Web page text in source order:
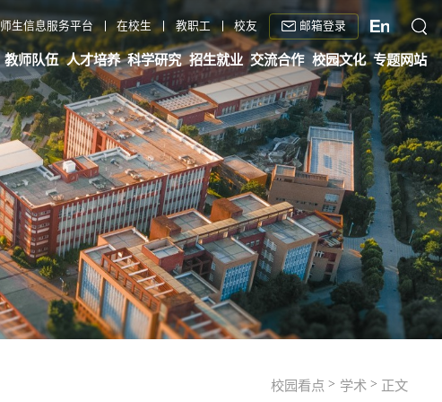
师生信息服务平台 在校生 教职工 校友 邮箱登录
教师队伍 人才培养 科学研究 招生就业 交流合作 校园文化 专题网站
校园看点 > 学术 > 正文